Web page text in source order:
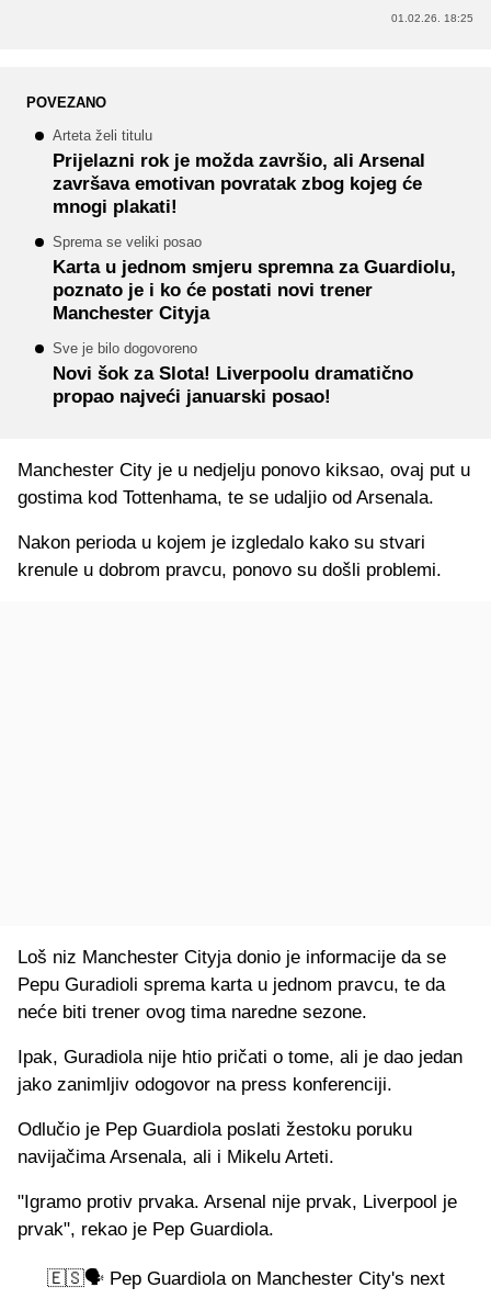
01.02.26. 18:25
POVEZANO
Arteta želi titulu
Prijelazni rok je možda završio, ali Arsenal
završava emotivan povratak zbog kojeg će
mnogi plakati!
Sprema se veliki posao
Karta u jednom smjeru spremna za Guardiolu,
poznato je i ko će postati novi trener
Manchester Cityja
Sve je bilo dogovoreno
Novi šok za Slota! Liverpoolu dramatično
propao najveći januarski posao!
Manchester City je u nedjelju ponovo kiksao, ovaj put u
gostima kod Tottenhama, te se udaljio od Arsenala.
Nakon perioda u kojem je izgledalo kako su stvari
krenule u dobrom pravcu, ponovo su došli problemi.
Loš niz Manchester Cityja donio je informacije da se
Pepu Guradioli sprema karta u jednom pravcu, te da
neće biti trener ovog tima naredne sezone.
Ipak, Guradiola nije htio pričati o tome, ali je dao jedan
jako zanimljiv odogovor na press konferenciji.
Odlučio je Pep Guardiola poslati žestoku poruku
navijačima Arsenala, ali i Mikelu Arteti.
"Igramo protiv prvaka. Arsenal nije prvak, Liverpool je
prvak", rekao je Pep Guardiola.
🇪🇸🗣️ Pep Guardiola on Manchester City's next